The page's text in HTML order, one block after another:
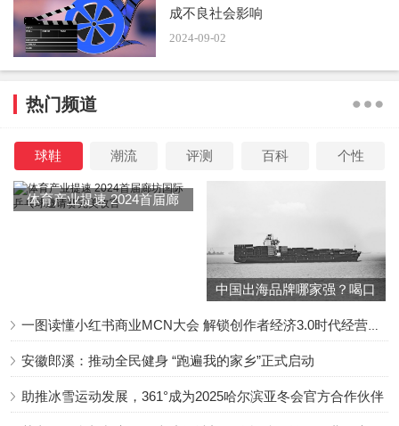
据媒体报道，
节被网友热议，情节有“擦边”“内容低俗”的嫌疑。
成不良社会影响
2024-09-02
热门频道
球鞋 潮流 评测 百科 个性
体育产业提速 2024首届廊
中国出海品牌哪家强？喝口
安徽郎溪：推动全民健身 “跑遍我的家乡”正式启动
助推冰雪运动发展，361°成为2025哈尔滨亚冬会官方合作伙伴